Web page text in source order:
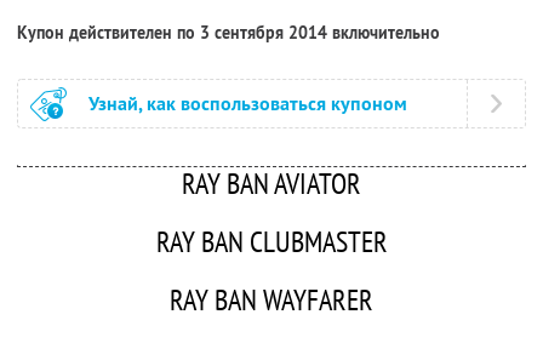
Купон действителен по 3 сентября 2014 включительно
Узнай, как воспользоваться купоном
RAY BAN AVIATOR
RAY BAN CLUBMASTER
RAY BAN WAYFARER